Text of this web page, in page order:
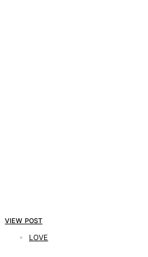
VIEW POST
LOVE